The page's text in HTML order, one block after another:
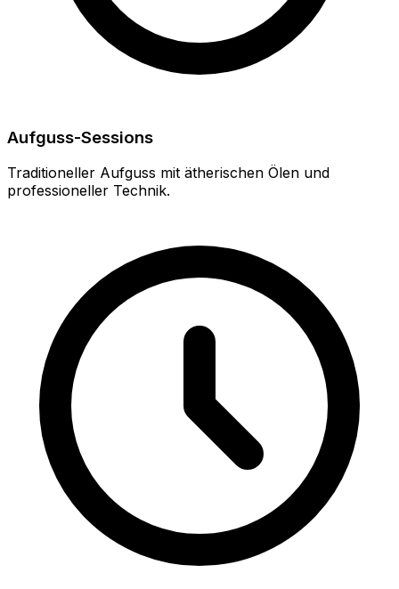
Aufguss-Sessions
Traditioneller Aufguss mit ätherischen Ölen und
professioneller Technik.